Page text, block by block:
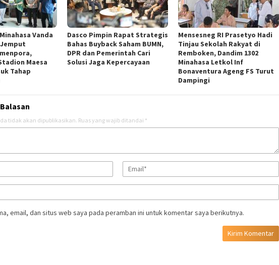
Vanda
Maesa
Tahap
Dasco Pimpin Rapat Strategis
Bahas Buyback Saham BUMN,
DPR dan Pemerintah Cari
Solusi Jaga Kepercayaan
Mensesneg RI Prasetyo Hadi
Tinjau Sekolah Rakyat di
Remboken, Dandim 1302
Minahasa Letkol Inf
Bonaventura Ageng FS Turut
Dampingi
tidak akan dipublikasikan. Ruas yang wajib ditandai *
email, dan situs web saya pada peramban ini untuk komentar saya berikutnya.